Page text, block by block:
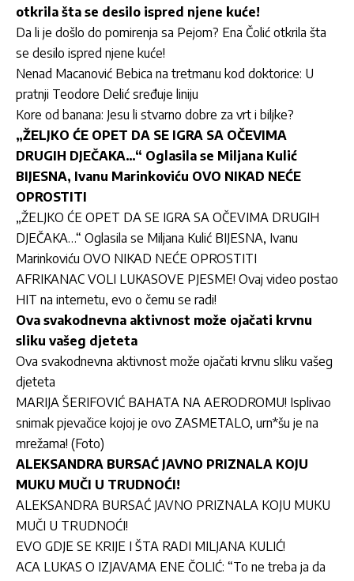
otkrila šta se desilo ispred njene kuće!
Da li je došlo do pomirenja sa Pejom? Ena Čolić otkrila šta
se desilo ispred njene kuće!
Nenad Macanović Bebica na tretmanu kod doktorice: U
pratnji Teodore Delić sređuje liniju
Kore od banana: Jesu li stvarno dobre za vrt i biljke?
„ŽELJKO ĆE OPET DA SE IGRA SA OČEVIMA
DRUGIH DJEČAKA…“ Oglasila se Miljana Kulić
BIJESNA, Ivanu Marinkoviću OVO NIKAD NEĆE
OPROSTITI
„ŽELJKO ĆE OPET DA SE IGRA SA OČEVIMA DRUGIH
DJEČAKA…“ Oglasila se Miljana Kulić BIJESNA, Ivanu
Marinkoviću OVO NIKAD NEĆE OPROSTITI
AFRIKANAC VOLI LUKASOVE PJESME! Ovaj video postao
HIT na internetu, evo o čemu se radi!
Ova svakodnevna aktivnost može ojačati krvnu
sliku vašeg djeteta
Ova svakodnevna aktivnost može ojačati krvnu sliku vašeg
djeteta
MARIJA ŠERIFOVIĆ BAHATA NA AERODROMU! Isplivao
snimak pjevačice kojoj je ovo ZASMETALO, urn*šu je na
mrežama! (Foto)
ALEKSANDRA BURSAĆ JAVNO PRIZNALA KOJU
MUKU MUČI U TRUDNOĆI!
ALEKSANDRA BURSAĆ JAVNO PRIZNALA KOJU MUKU
MUČI U TRUDNOĆI!
EVO GDJE SE KRIJE I ŠTA RADI MILJANA KULIĆ!
ACA LUKAS O IZJAVAMA ENE ČOLIĆ: “To ne treba ja da